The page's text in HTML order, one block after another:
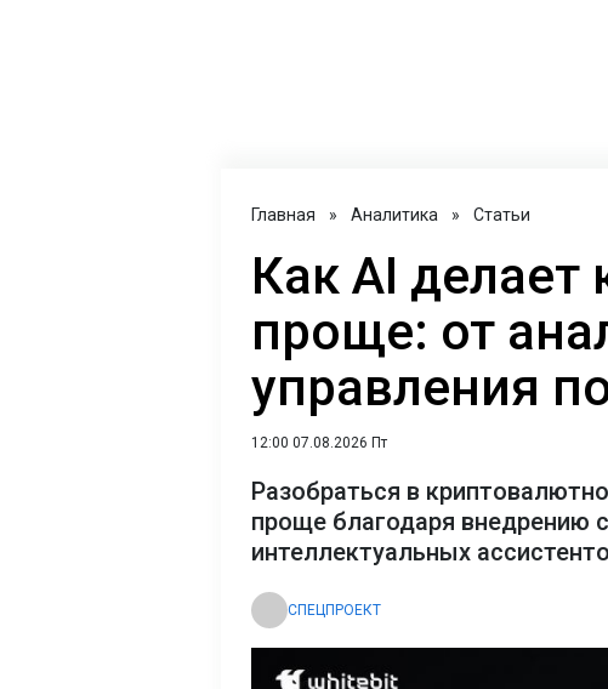
Главная » Аналитика » Статьи
Как AI делает
проще: от
управления
12:00 07.08.2026 Пт
Разобраться в
проще благодаря внедрению
интеллектуальных
СПЕЦПРОЕКТ